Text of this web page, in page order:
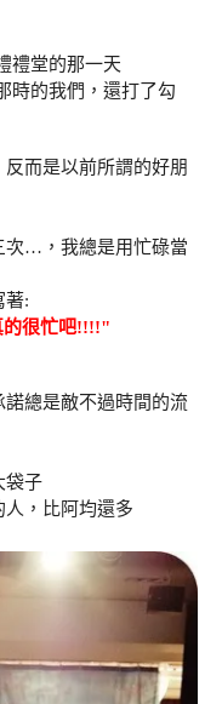
禮堂的那一天
時的我們，還打了勾
而是以前所謂的好朋
次…，我總是用忙碌當
著:
的很忙吧!!!!"
總是敵不過時間的流
袋子
，比阿均還多